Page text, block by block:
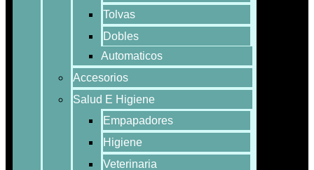
Tolvas
Dobles
Automaticos
Accesorios
Salud E Higiene
Empapadores
Higiene
Veterinaria